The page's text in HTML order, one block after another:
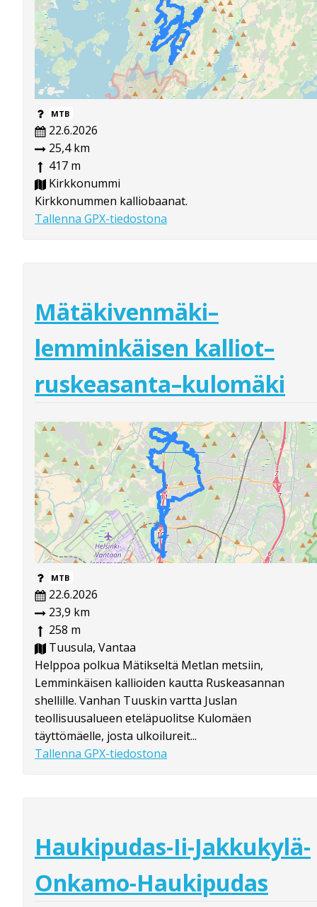
MTB
22.6.2026
25,4 km
417 m
Kirkkonummi
Kirkkonummen kalliobaanat.
Tallenna GPX-tiedostona
Mätäkivenmäki–
lemminkäisen kalliot–
ruskeasanta–kulomäki
MTB
22.6.2026
23,9 km
258 m
Tuusula, Vantaa
Helppoa polkua Mätikseltä Metlan metsiin,
Lemminkäisen kallioiden kautta Ruskeasannan
shellille. Vanhan Tuuskin vartta Juslan
teollisuusalueen eteläpuolitse Kulomäen
täyttömäelle, josta ulkoilureit...
Tallenna GPX-tiedostona
Haukipudas-Ii-Jakkukylä-
Onkamo-Haukipudas